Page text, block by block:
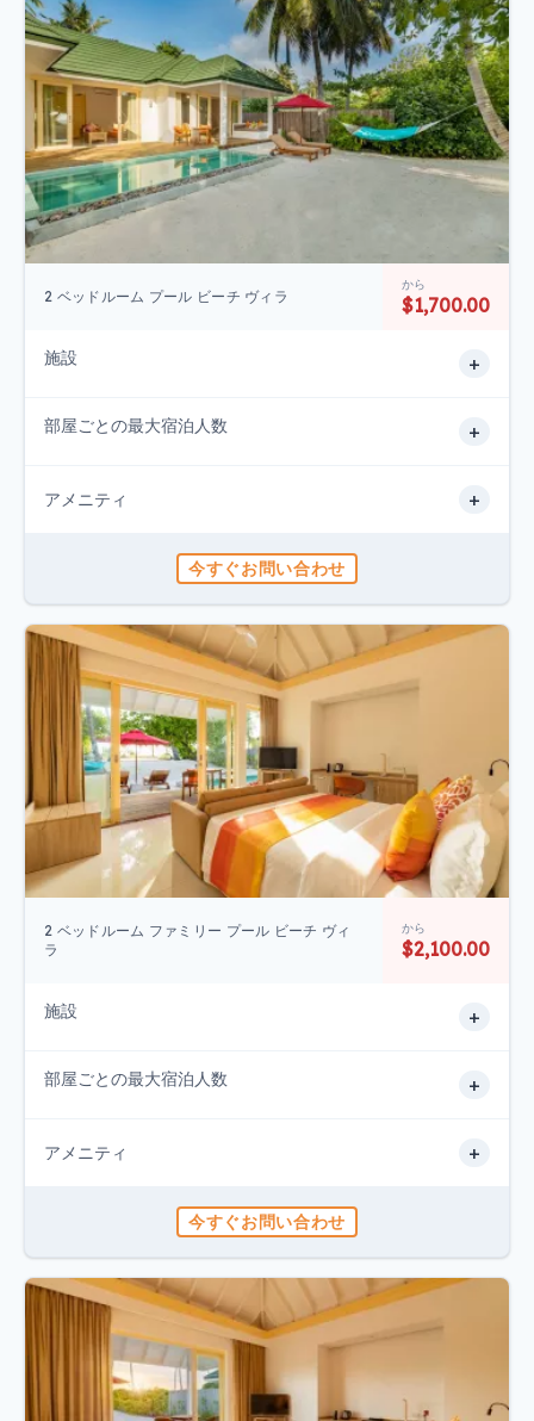
2 ベッドルーム プール ビーチ ヴィラ
から
$1,700.00
施設 +
部屋ごとの最大宿泊人数 +
アメニティ +
今すぐお問い合わせ
2 ベッドルーム ファミリー プール ビーチ ヴィ
ラ
から
$2,100.00
施設 +
部屋ごとの最大宿泊人数 +
アメニティ +
今すぐお問い合わせ